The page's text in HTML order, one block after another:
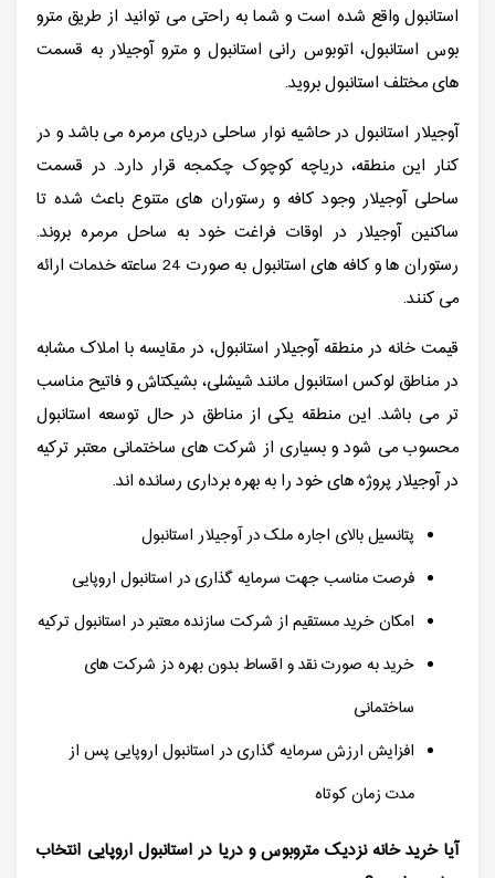
استانبول واقع شده است و شما به راحتی می توانید از طریق مترو
بوس استانبول، اتوبوس رانی استانبول و مترو آوجیلار به قسمت
های مختلف استانبول بروید.
آوجیلار استانبول در حاشیه نوار ساحلی دریای مرمره می باشد و در
کنار این منطقه، دریاچه کوچوک چکمجه قرار دارد. در قسمت
ساحلی آوجیلار وجود کافه و رستوران های متنوع باعث شده تا
ساکنین آوجیلار در اوقات فراغت خود به ساحل مرمره بروند.
رستوران ها و کافه های استانبول به صورت 24 ساعته خدمات ارائه
می کنند.
قیمت خانه در منطقه آوجیلار استانبول، در مقایسه با املاک مشابه
در مناطق لوکس استانبول مانند شیشلی، بشیکتاش و فاتیح مناسب
تر می باشد. این منطقه یکی از مناطق در حال توسعه استانبول
محسوب می شود و بسیاری از شرکت های ساختمانی معتبر ترکیه
در آوجیلار پروژه های خود را به بهره برداری رسانده اند.
پتانسیل بالای اجاره ملک در آوجیلار استانبول
فرصت مناسب جهت سرمایه گذاری در استانبول اروپایی
امکان خرید مستقیم از شرکت سازنده معتبر در استانبول ترکیه
خرید به صورت نقد و اقساط بدون بهره دز شرکت های
ساختمانی
افزایش ارزش سرمایه گذاری در استانبول اروپایی پس از
مدت زمان کوتاه
آیا خرید خانه نزدیک متروبوس و دریا در استانبول اروپایی انتخاب